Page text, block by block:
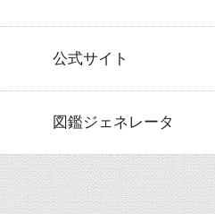
公式サイト
図鑑ジェネレータ